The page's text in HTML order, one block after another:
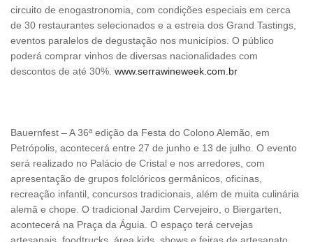
circuito de enogastronomia, com condições especiais em cerca
de 30 restaurantes selecionados e a estreia dos Grand Tastings,
eventos paralelos de degustação nos municípios. O público
poderá comprar vinhos de diversas nacionalidades com
descontos de até 30%. www.serrawineweek.com.br
Bauernfest – A 36ª edição da Festa do Colono Alemão, em
Petrópolis, acontecerá entre 27 de junho e 13 de julho. O evento
será realizado no Palácio de Cristal e nos arredores, com
apresentação de grupos folclóricos germânicos, oficinas,
recreação infantil, concursos tradicionais, além de muita culinária
alemã e chope. O tradicional Jardim Cervejeiro, o Biergarten,
acontecerá na Praça da Águia. O espaço terá cervejas